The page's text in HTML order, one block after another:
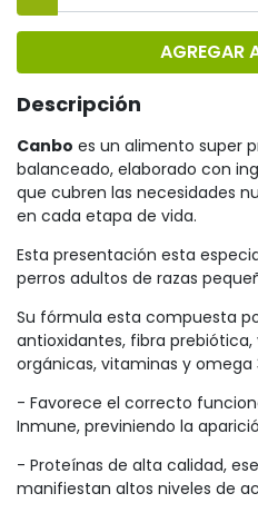
AGREGAR
Descripción
Canbo es un alimento super
balanceado, elaborado con
que cubren las necesidades
en cada etapa de vida.
Esta presentación esta
perros adultos de razas
Su fórmula esta compuesta
antioxidantes, fibra
orgánicas, vitaminas y omega
- Favorece el correcto
Inmune, previniendo la
- Proteínas de alta calidad,
manifiestan altos niveles de